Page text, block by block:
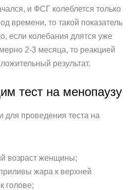
и ФСГ колеблется только
времени, то такой показатель
если колебания длятся уже
2-3 месяца, то реакцией
результат.
тест на менопаузу
проведения теста на
возраст женщины;
жара к верхней
голове;